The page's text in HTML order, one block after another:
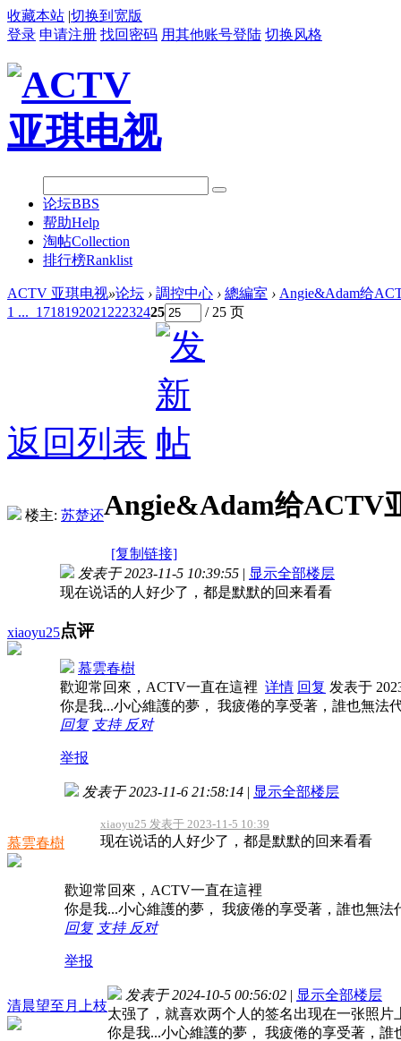
收藏本站 |切换到宽版
登录 申请注册 找回密码 用其他账号登陆 切换风格
论坛BBS
帮助Help
淘帖Collection
排行榜Ranklist
ACTV 亚琪电视»论坛 › 調控中心 › 總編室 › Angie&Adam给
1 ... 1718192021 22232425 / 25 页
返回列表
楼主: 苏楚还Angie&Adam给ACTV
[复制链接]
xiaoyu25
发表于 2023-11-5 10:39:55 | 显示全部楼层
现在说话的人好少了，都是默默的回来看看
点评
慕雲春樹
歡迎常回來，ACTV一直在這裡 详情 回复 发表于
你是我...小心維護的夢， 我疲倦的享受著，誰也無法
回复 支持 反对
举报
慕雲春樹
发表于 2023-11-6 21:58:14 | 显示全部楼层
xiaoyu25 发表于 2023-11-5 10:39
现在说话的人好少了，都是默默的回来看看
歡迎常回來，ACTV一直在這裡
你是我...小心維護的夢， 我疲倦的享受著，誰也無
回复 支持 反对
举报
清晨望至月上枝
发表于 2024-10-5 00:56:02 | 显示全部楼层
太强了，就喜欢两个人的签名出现在一张照片
你是我...小心維護的夢， 我疲倦的享受著，